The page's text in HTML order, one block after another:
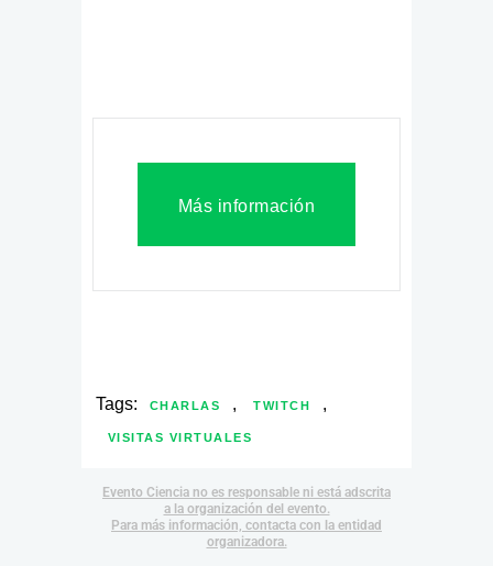
Más información
Tags: CHARLAS , TWITCH ,
VISITAS VIRTUALES
Evento Ciencia no es responsable ni está adscrita
a la organización del evento.
Para más información, contacta con la entidad
organizadora.